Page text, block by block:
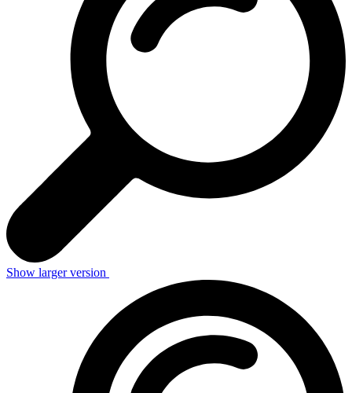
Show larger version